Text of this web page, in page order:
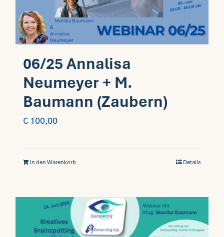
06/25 Annalisa
Neumeyer + M.
Baumann (Zaubern)
€ 100,00
In den Warenkorb Details